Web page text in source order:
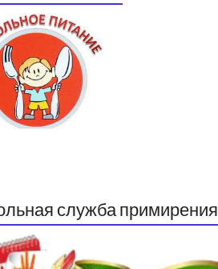
служба примирения